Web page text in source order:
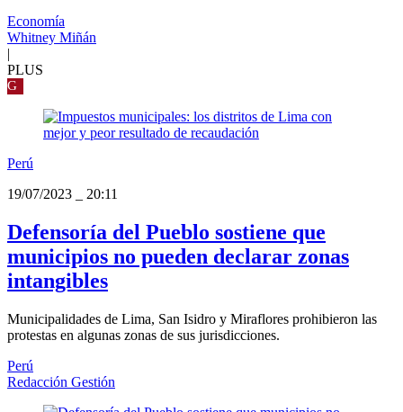
Economía
Whitney Miñán
|
PLUS
G
Perú
19/07/2023
20:11
Defensoría del Pueblo sostiene que
municipios no pueden declarar zonas
intangibles
Municipalidades de Lima, San Isidro y Miraflores prohibieron las
protestas en algunas zonas de sus jurisdicciones.
Perú
Redacción Gestión